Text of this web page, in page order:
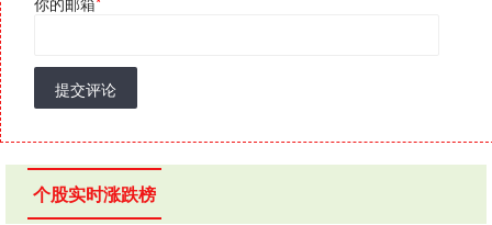
提交评论
个股实时涨跌榜